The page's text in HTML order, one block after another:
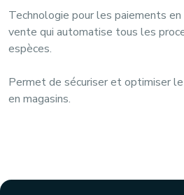
Technologie pour les paiements
vente qui automatise tous les
espèces.
Permet de sécuriser et optimiser
en magasins.